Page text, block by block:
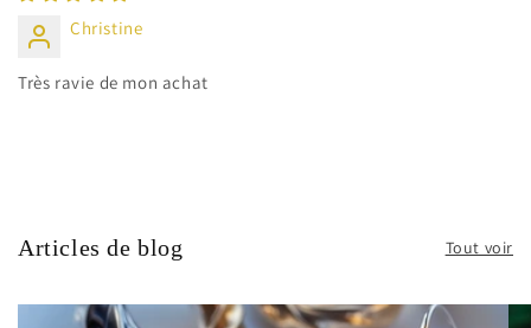
Christine
Très ravie de mon achat
Articles de blog Tout voir